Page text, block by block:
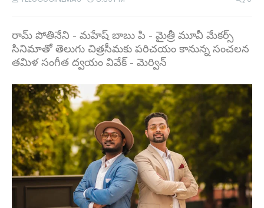
రామ్ పోతినేని - మహేష్ బాబు పి - మైత్రీ మూవీ మేకర్స్
సినిమాతో తెలుగు చిత్రసీమకు పరిచయం కానున్న సంచలన
తమిళ సంగీత ద్వయం వివేక్ - మెర్విన్